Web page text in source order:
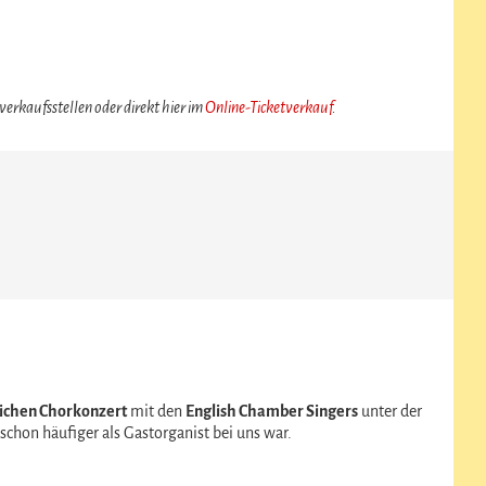
oder direkt hier imOnline-Ticketverkauf.
Chorkonzertmit den English Chamber Singers unter der
häufiger als Gastorganist bei uns war.